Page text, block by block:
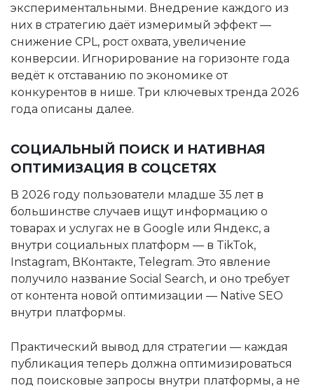
экспериментальными. Внедрение каждого из
них в стратегию даёт измеримый эффект —
снижение CPL, рост охвата, увеличение
конверсии. Игнорирование на горизонте года
ведёт к отставанию по экономике от
конкурентов в нише. Три ключевых тренда 2026
года описаны далее.
СОЦИАЛЬНЫЙ ПОИСК И НАТИВНАЯ
ОПТИМИЗАЦИЯ В СОЦСЕТЯХ
В 2026 году пользователи младше 35 лет в
большинстве случаев ищут информацию о
товарах и услугах не в Google или Яндекс, а
внутри социальных платформ — в TikTok,
Instagram, ВКонтакте, Telegram. Это явление
получило название Social Search, и оно требует
от контента новой оптимизации — Native SEO
внутри платформы.
Практический вывод для стратегии — каждая
публикация теперь должна оптимизироваться
под поисковые запросы внутри платформы, а не